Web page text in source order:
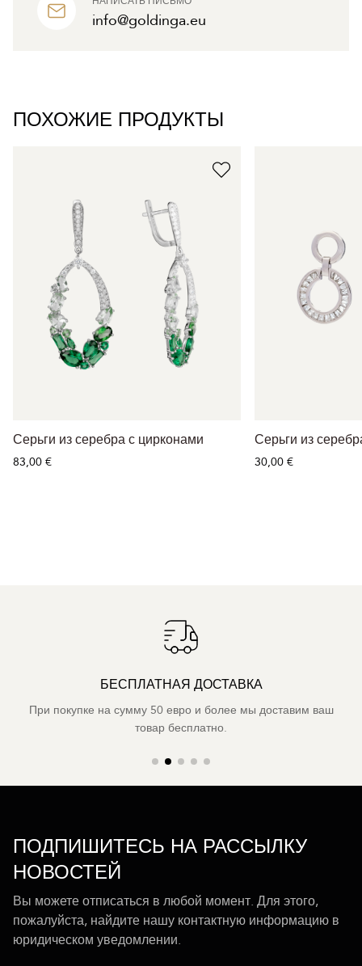
info@goldinga.eu
ПОХОЖИЕ ПРОДУКТЫ
Серьги из серебра с цирконами
83,00 €
Серьги из
30,00 €
БЕСПЛАТНАЯ ДОСТАВКА
При покупке на сумму 50 евро и более мы доставим ваш
товар бесплатно.
ПОДПИШИТЕСЬ НА РАССЫЛКУ
НОВОСТЕЙ
Вы можете отписаться в любой момент. Для этого,
пожалуйста, найдите нашу контактную информацию в
юридическом уведомлении.